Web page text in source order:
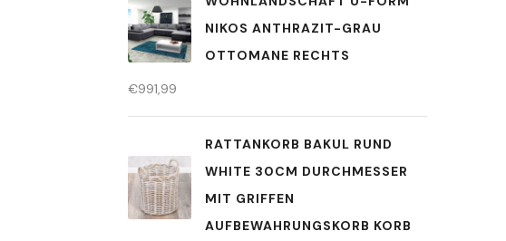
NIKOS ANTHRAZIT-GRAU
OTTOMANE RECHTS
€991,99
RATTANKORB BAKUL RUND
WHITE 30CM DURCHMESSER
MIT GRIFFEN
AUFBEWAHRUNGSKORB KORB